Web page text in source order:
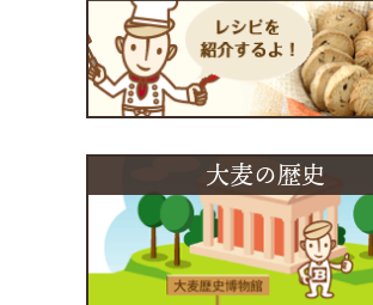
大麦の歴史